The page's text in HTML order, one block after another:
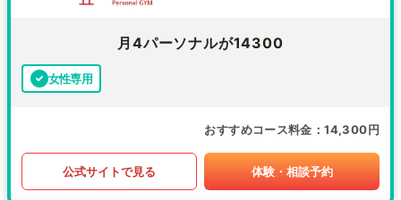
月4パーソナルが14300
女性専用
おすすめコース料金 14,300円
公式サイトで見る 体験・相談予約